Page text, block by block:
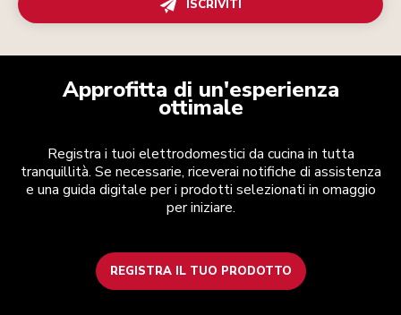
ISCRIVITI
Approfitta di un'esperienza
ottimale
Registra i tuoi elettrodomestici da cucina in tutta
tranquillità. Se necessarie, riceverai notifiche di assistenza
e una guida digitale per i prodotti selezionati in omaggio
per iniziare.
REGISTRA IL TUO PRODOTTO